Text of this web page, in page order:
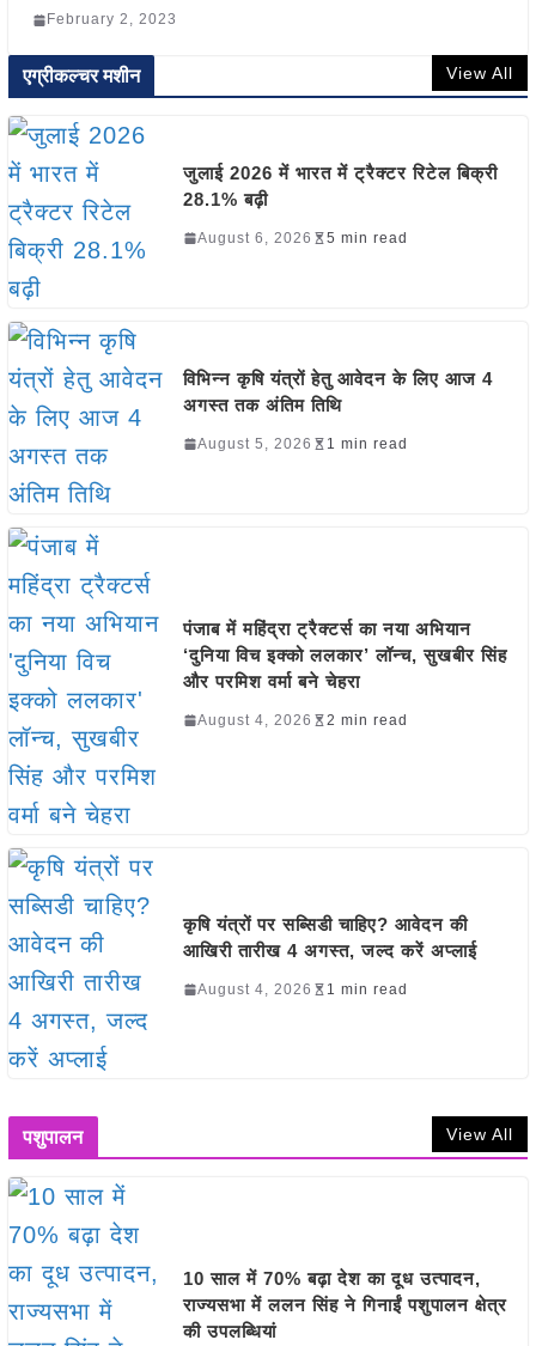
February 2, 2023
एग्रीकल्चर मशीन View All
जुलाई 2026 में भारत में ट्रैक्टर रिटेल बिक्री
28.1% बढ़ी
August 6, 2026 5 min read
विभिन्न कृषि यंत्रों हेतु आवेदन के लिए आज 4
अगस्त तक अंतिम तिथि
August 5, 2026 1 min read
पंजाब में महिंद्रा ट्रैक्टर्स का नया अभियान
‘दुनिया विच इक्को ललकार’ लॉन्च, सुखबीर सिंह
और परमिश वर्मा बने चेहरा
August 4, 2026 2 min read
कृषि यंत्रों पर सब्सिडी चाहिए? आवेदन की
आखिरी तारीख 4 अगस्त, जल्द करें अप्लाई
August 4, 2026 1 min read
पशुपालन View All
10 साल में 70% बढ़ा देश का दूध उत्पादन,
राज्यसभा में ललन सिंह ने गिनाईं पशुपालन क्षेत्र
की उपलब्धियां